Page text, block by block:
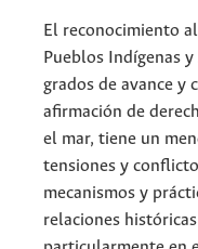
El reconocimiento
Pueblos Indígenas
grados de avance y
afirmación de
el mar, tiene un
tensiones y
mecanismos y
relaciones